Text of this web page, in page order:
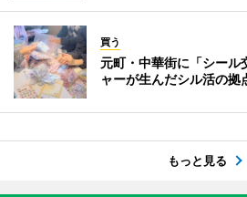
買う
元町・中華街に「シー
ャーが生んだシル活の拠
もっと見る